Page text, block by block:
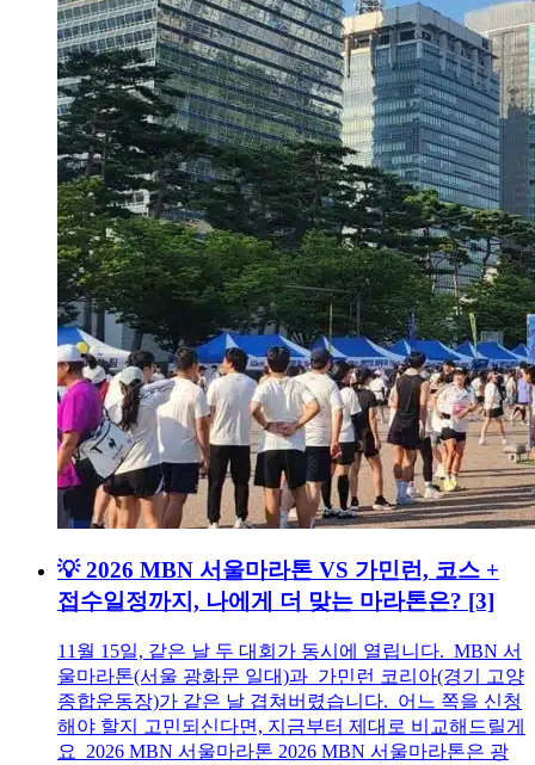
💡 2026 MBN 서울마라톤 VS 가민런, 코스 +
접수일정까지, 나에게 더 맞는 마라톤은? [3]
11월 15일, 같은 날 두 대회가 동시에 열립니다. MBN 서
울마라톤(서울 광화문 일대)과 가민런 코리아(경기 고양
종합운동장)가 같은 날 겹쳐버렸습니다. 어느 쪽을 신청
해야 할지 고민되신다면, 지금부터 제대로 비교해드릴게
요 2026 MBN 서울마라톤 2026 MBN 서울마라톤은 광